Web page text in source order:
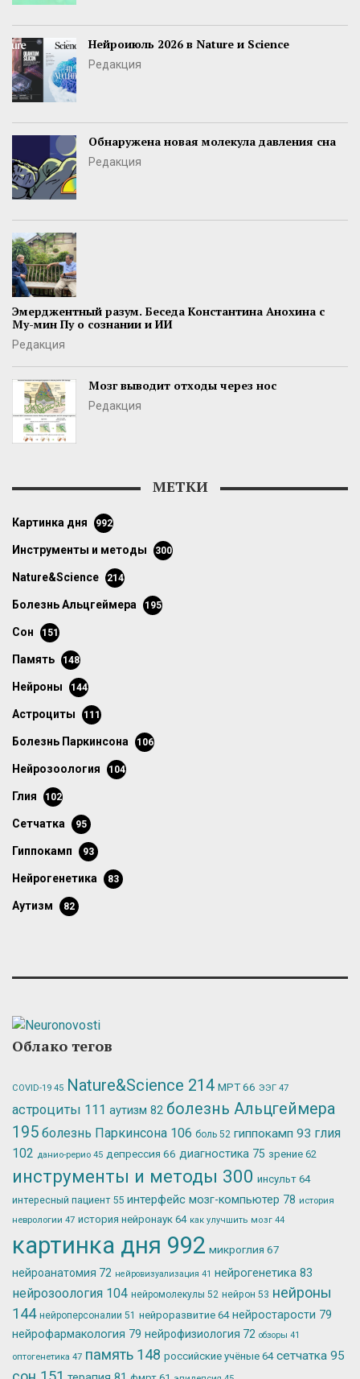
Нейроиюль 2026 в Nature и Science
Редакция
Обнаружена новая молекула давления сна
Редакция
Эмерджентный разум. Беседа Константина Анохина с
Му-мин Пу о сознании и ИИ
Редакция
Мозг выводит отходы через нос
Редакция
МЕТКИ
картинка дня 992
инструменты и методы 300
Nature&Science 214
болезнь Альцгеймера 195
сон 151
память 148
нейроны 144
астроциты 111
болезнь Паркинсона 106
нейрозоология 104
глия 102
сетчатка 95
гиппокамп 93
нейрогенетика 83
аутизм 82
Облако тегов
COVID-19 45 Nature&Science 214 МРТ66 ЭЭГ 47
астроциты 111 аутизм 82 болезнь Альцгеймера
195 болезнь Паркинсона 106 боль 52 гиппокамп 93 глия
102 данио-рерио 45 депрессия 66 диагностика 75 зрение 62
инструменты и методы 300 инсульт 64
интересный пациент 55 интерфейс мозг-компьютер 78 история
неврологии 47 история нейронаук 64 как улучшить мозг 44
картинка дня 992 микроглия 67
нейроанатомия 72 нейровизуализация 41 нейрогенетика 83
нейрозоология 104 нейромолекулы 52 нейрон 53 нейроны
144 нейроперсоналии 51 нейроразвитие 64 нейростарости 79
нейрофармакология 79 нейрофизиология 72 обзоры 41
оптогенетика 47 память 148 российские учёные 64 сетчатка 95